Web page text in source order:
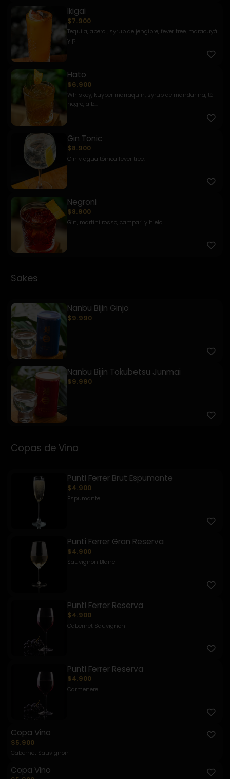
Ikigai
$7.900
Tequila, aperol, syrup de jengibre, fever tree, maracuyá
y p...
Hato
$6.900
Whiskey, kuyper marraquin, syrup de mandarina, té
negro, alb...
Gin Tonic
$8.900
Gin y agua tónica fever tree.
Negroni
$8.900
Gin, martini rosso, campari y hielo.
Sakes
Nanbu Bijin Ginjo
$9.990
Nanbu Bijin Tokubetsu Junmai
$9.990
Copas de Vino
Punti Ferrer Brut Espumante
$4.900
Espumante
Punti Ferrer Gran Reserva
$4.900
Sauvignon Blanc
Punti Ferrer Reserva
$4.900
Cabernet Sauvignon
Punti Ferrer Reserva
$4.900
Carmenere
Copa Vino
$5.900
Cabernet Sauvignon
Copa Vino